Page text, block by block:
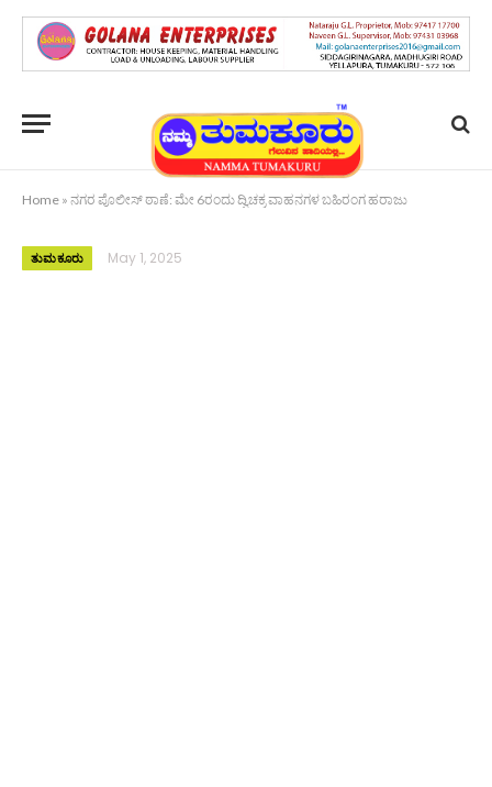
Home » ನಗರ ಪೊಲೀಸ್ ಠಾಣೆ: ಮೇ 6ರಂದು ದ್ವಿಚಕ್ರ ವಾಹನಗಳ ಬಹಿರಂಗ ಹರಾಜು
ತುಮಕೂರು May 1, 2025